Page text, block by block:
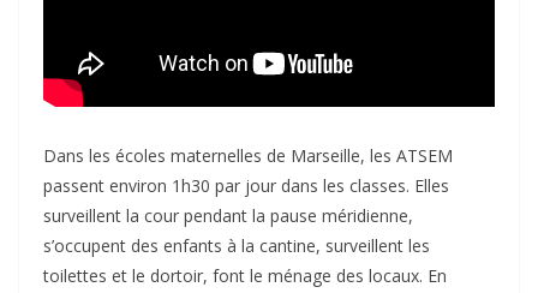
Dans les écoles maternelles de Marseille, les ATSEM
passent environ 1h30 par jour dans les classes. Elles
surveillent la cour pendant la pause méridienne,
s’occupent des enfants à la cantine, surveillent les
toilettes et le dortoir, font le ménage des locaux. En